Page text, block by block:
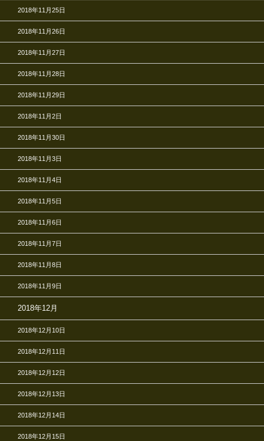
2018年11月25日
2018年11月26日
2018年11月27日
2018年11月28日
2018年11月29日
2018年11月2日
2018年11月30日
2018年11月3日
2018年11月4日
2018年11月5日
2018年11月6日
2018年11月7日
2018年11月8日
2018年11月9日
2018年12月
2018年12月10日
2018年12月11日
2018年12月12日
2018年12月13日
2018年12月14日
2018年12月15日